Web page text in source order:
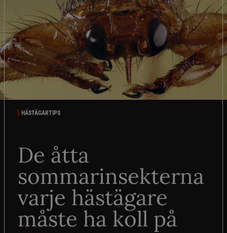
HÄSTÄGARTIPS
De åtta
sommarinsekterna
varje hästägare
måste ha koll på